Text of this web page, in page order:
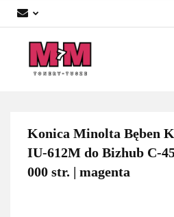
Konica Minolta Bęben
IU-612M do Bizhub C-
000 str. | magenta